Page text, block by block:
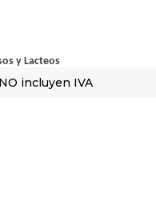
y Lacteos
incluyen IVA